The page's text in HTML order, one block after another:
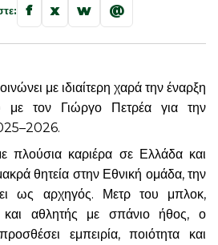
f x w @
με ιδιαίτερη χαρά την έναρξη
με τον Γιώργο Πετρέα για την
πλούσια καριέρα σε Ελλάδα και
θητεία στην Εθνική ομάδα, την
ως αρχηγός. Μετρ του μπλοκ,
και αθλητής με σπάνιο ήθος, ο
εμπειρία, ποιότητα και